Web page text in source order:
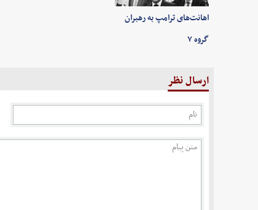
اهانت‌های ترامپ به رهبران
گروه ۷
ارسال نظر